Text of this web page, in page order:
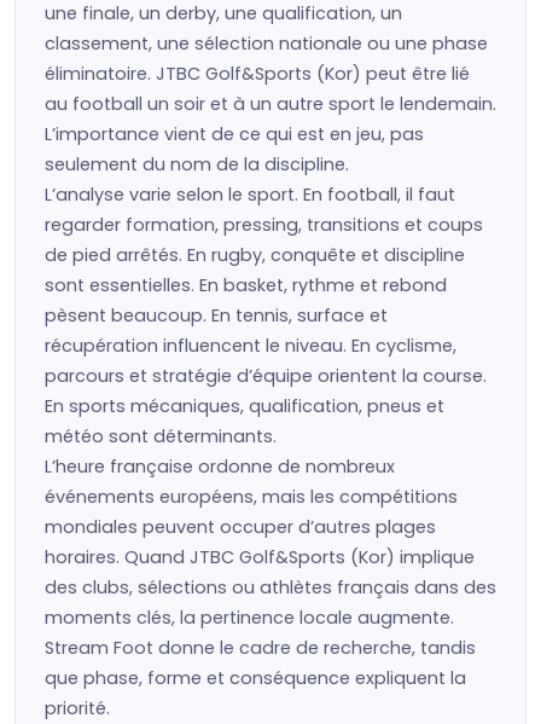
une finale, un derby, une qualification, un
classement, une sélection nationale ou une phase
éliminatoire. JTBC Golf&Sports (Kor) peut être lié
au football un soir et à un autre sport le lendemain.
L’importance vient de ce qui est en jeu, pas
seulement du nom de la discipline.
L’analyse varie selon le sport. En football, il faut
regarder formation, pressing, transitions et coups
de pied arrêtés. En rugby, conquête et discipline
sont essentielles. En basket, rythme et rebond
pèsent beaucoup. En tennis, surface et
récupération influencent le niveau. En cyclisme,
parcours et stratégie d’équipe orientent la course.
En sports mécaniques, qualification, pneus et
météo sont déterminants.
L’heure française ordonne de nombreux
événements européens, mais les compétitions
mondiales peuvent occuper d’autres plages
horaires. Quand JTBC Golf&Sports (Kor) implique
des clubs, sélections ou athlètes français dans des
moments clés, la pertinence locale augmente.
Stream Foot donne le cadre de recherche, tandis
que phase, forme et conséquence expliquent la
priorité.